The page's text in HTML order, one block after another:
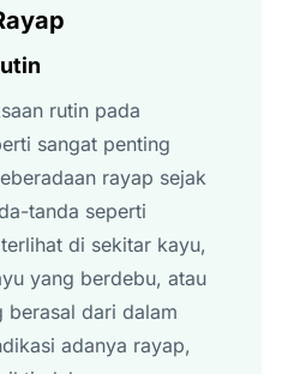
rutin pada
sangat penting
rayap sejak
tanda seperti
di sekitar kayu,
yang berdebu, atau
berasal dari dalam
adanya rayap,